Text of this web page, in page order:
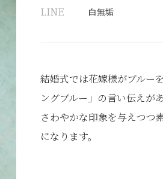
LINE 白無垢
結婚式では花嫁様がブルー
ングブルー」の言い伝えが
さわやかな印象を与えつつ
になります。